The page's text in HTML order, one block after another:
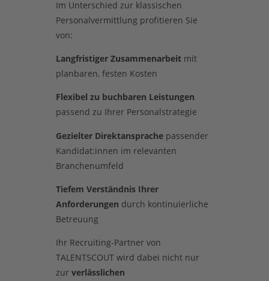
Im Unterschied zur klassischen
Personalvermittlung profitieren Sie
von:
Langfristiger Zusammenarbeitmit
planbaren, festen Kosten
Flexibel zu buchbaren Leistungen
passend zu Ihrer Personalstrategie
Gezielter Direktansprachepassender
Kandidat:innen im relevanten
Branchenumfeld
Tiefem Verständnis Ihrer
Anforderungen durch kontinuierliche
Betreuung
Ihr Recruiting-Partner von
TALENTSCOUT wird dabei nicht nur
zur verlässlichen